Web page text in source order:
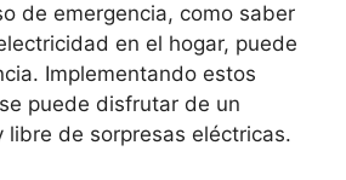
de emergencia, como saber
en el hogar, puede
Implementando estos
puede disfrutar de un
libre de sorpresas eléctricas.